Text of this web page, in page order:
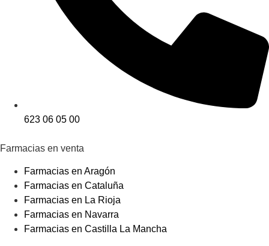
623 06 05 00
Farmacias en venta
Farmacias en Aragón
Farmacias en Cataluña
Farmacias en La Rioja
Farmacias en Navarra
Farmacias en Castilla La Mancha